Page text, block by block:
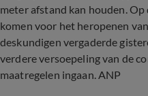
meter afstand kan houden.
komen voor het heropenen
deskundigen vergaderde
verdere versoepeling van de
maatregelen ingaan. ANP